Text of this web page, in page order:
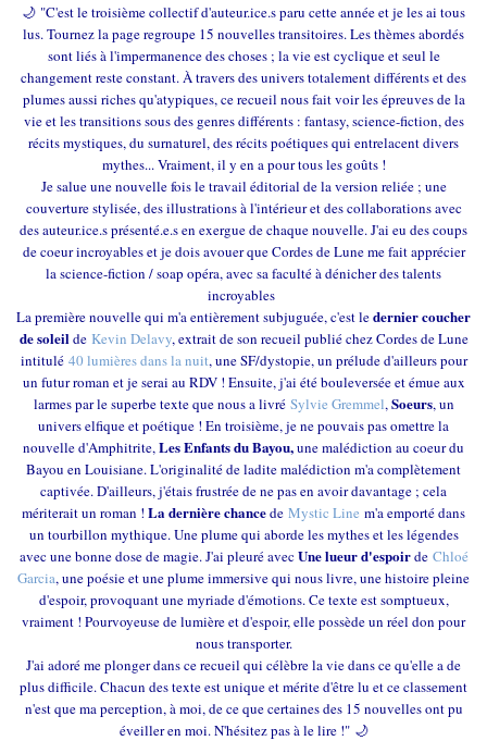
🌙 "C'est le troisième collectif d'auteur.ice.s paru cette année et je les ai tous
lus. Tournez la page regroupe 15 nouvelles transitoires. Les thèmes abordés
sont liés à l'impermanence des choses ; la vie est cyclique et seul le
changement reste constant. À travers des univers totalement différents et des
plumes aussi riches qu'atypiques, ce recueil nous fait voir les épreuves de la
vie et les transitions sous des genres différents : fantasy, science-fiction, des
récits mystiques, du surnaturel, des récits poétiques qui entrelacent divers
mythes... Vraiment, il y en a pour tous les goûts !
Je salue une nouvelle fois le travail éditorial de la version reliée ; une
couverture stylisée, des illustrations à l'intérieur et des collaborations avec
des auteur.ice.s présenté.e.s en exergue de chaque nouvelle. J'ai eu des coups
de coeur incroyables et je dois avouer que Cordes de Lune me fait apprécier
la science-fiction / soap opéra, avec sa faculté à dénicher des talents
incroyables
La première nouvelle qui m'a entièrement subjuguée, c'est ledernier coucher
de soleilde Kevin Delavy, extrait de son recueil publié chez Cordes de Lune
intitulé 40 lumières dans la nuit, une SF/dystopie, un prélude d'ailleurs pour
un futur roman et je serai au RDV ! Ensuite, j'ai été bouleversée et émue aux
larmes par le superbe texte que nous a livré Sylvie Gremmel,Soeurs, un
univers elfique et poétique ! En troisième, je ne pouvais pas omettre la
nouvelle d'Amphitrite,Les Enfants du Bayou,une malédiction au coeur du
Bayou en Louisiane. L'originalité de ladite malédiction m'a complètement
captivée. D'ailleurs, j'étais frustrée de ne pas en avoir davantage ; cela
mériterait un roman ! La dernière chancede Mystic Line m'a emporté dans
un tourbillon mythique. Une plume qui aborde les mythes et les légendes
avec une bonne dose de magie. J'ai pleuré avecUne lueur d'espoirde Chloé
Garcia, une poésie et une plume immersive qui nous livre, une histoire pleine
d'espoir, provoquant une myriade d'émotions. Ce texte est somptueux,
vraiment ! Pourvoyeuse de lumière et d'espoir, elle possède un réel don pour
nous transporter.
J'ai adoré me plonger dans ce recueil qui célèbre la vie dans ce qu'elle a de
plus difficile. Chacun des texte est unique et mérite d'être lu et ce classement
n'est que ma perception, à moi, de ce que certaines des 15 nouvelles ont pu
éveiller en moi. N'hésitez pas à le lire !" 🌙